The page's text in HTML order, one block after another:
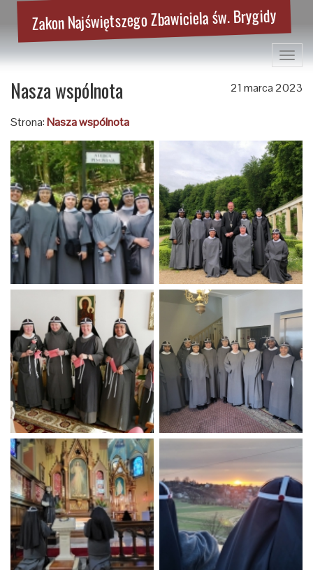
Zakon Najświętszego Zbawiciela św. Brygidy
21 marca 2023
Nasza wspólnota
Strona:Nasza wspólnota